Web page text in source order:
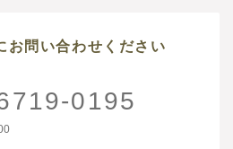
お問い合わせください
0195